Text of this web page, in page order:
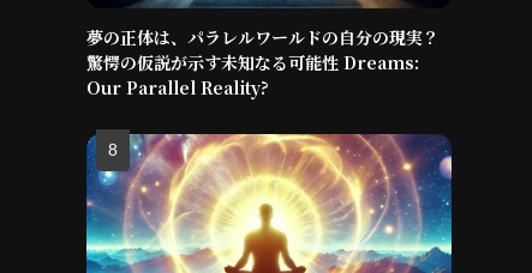
夢の正体は、パラレルワールドの自分の現実？
驚愕の仮説が示す未知なる可能性 Dreams:
Our Parallel Reality?